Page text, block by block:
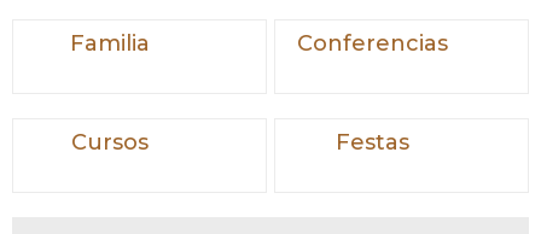
Familia Conferencias
Cursos Festas